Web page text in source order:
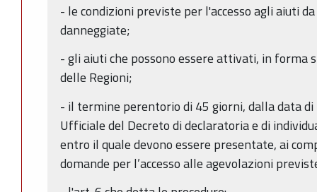
- le condizioni previste per l'accesso agli aiuti
danneggiate;
- gli aiuti che possono essere attivati, in forma
delle Regioni;
- il termine perentorio di 45 giorni, dalla data
Ufficiale del Decreto di declaratoria e di
entro il quale devono essere presentate, ai
domande per l’accesso alle agevolazioni